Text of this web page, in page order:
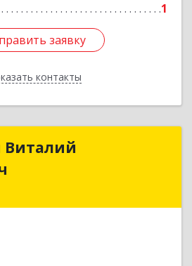
1
заявку
контакты
Подробнее
заявку
Назад
Велютич Виталий